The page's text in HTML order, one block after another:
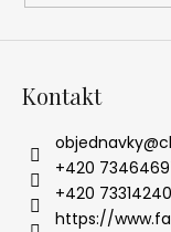
Kontakt
objednavky@
+420
+420
https://